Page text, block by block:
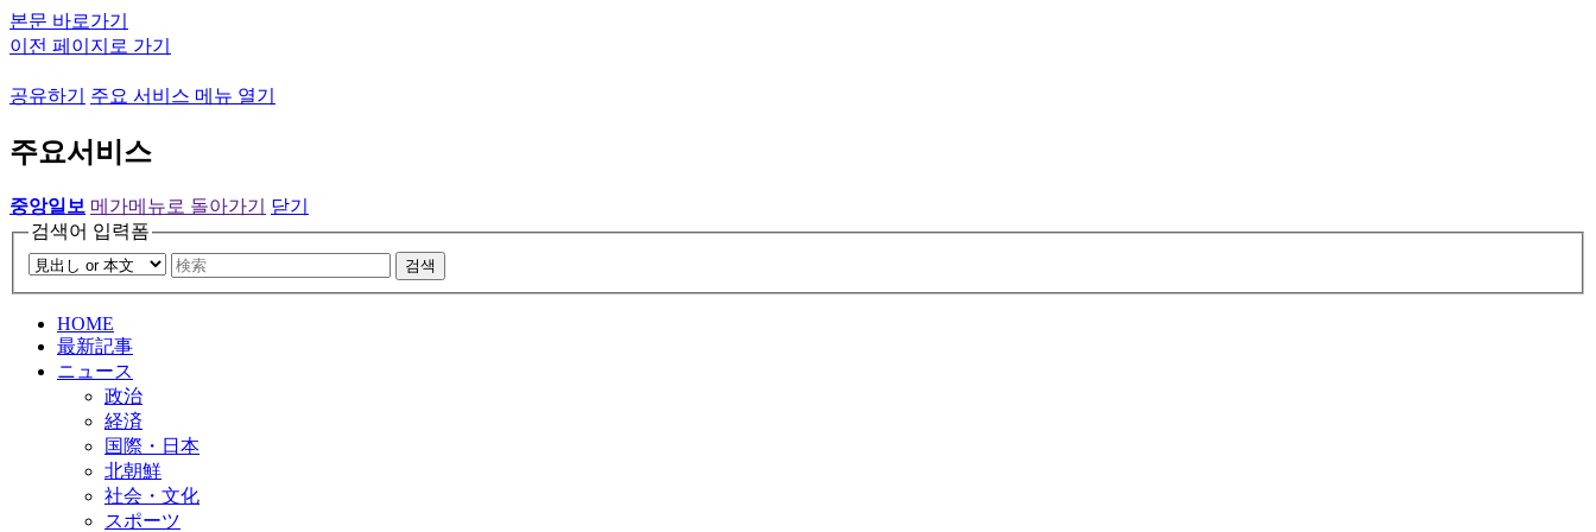
본문 바로가기
이전 페이지로 가기
공유하기 주요 서비스 메뉴 열기
주요서비스
중앙일보 메가메뉴로 돌아가기
닫기
검색어 입력폼
검색
HOME
最新記事
ニュース
政治
経済
国際・日本
北朝鮮
社会・文化
スポーツ